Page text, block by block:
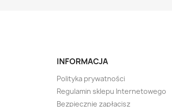
INFORMACJA
Polityka prywatności
Regulamin sklepu Internetowego
Bezpiecznie zapłacisz